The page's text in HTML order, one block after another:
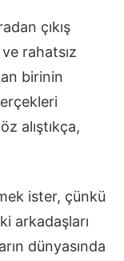
çıkış
rahatsız
birinin
alıştıkça,
ister, çünkü
arkadaşları
dünyasında